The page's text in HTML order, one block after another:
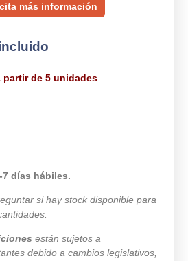
más información
partir de 5 unidades
días hábiles.
si hay stock disponible para
están sujetos a
debido a cambios legislativos,